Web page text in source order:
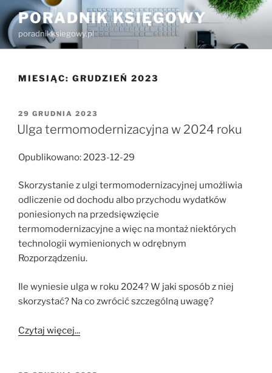
Przejdź
do
treści
PORADNIK KSIĘGOWY
poradnikksiegowy.pl
MIESIĄC: GRUDZIEŃ 2023
OPUBLIKOWANE
W
29 GRUDNIA 2023
Ulga termomodernizacyjna w 2024 roku
Opublikowano: 2023-12-29
Skorzystanie z ulgi termomodernizacyjnej umożliwia
odliczenie od dochodu albo przychodu wydatków
poniesionych na przedsięwzięcie
termomodernizacyjne a więc na montaż niektórych
technologii wymienionych w odrębnym
Rozporządzeniu.
Ile wyniesie ulga w roku 2024? W jaki sposób z niej
skorzystać? Na co zwrócić szczególną uwagę?
Czytaj więcej...